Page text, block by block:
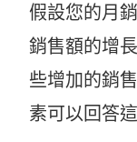
假設您的月
銷售額的增
些增加的銷
素可以回答